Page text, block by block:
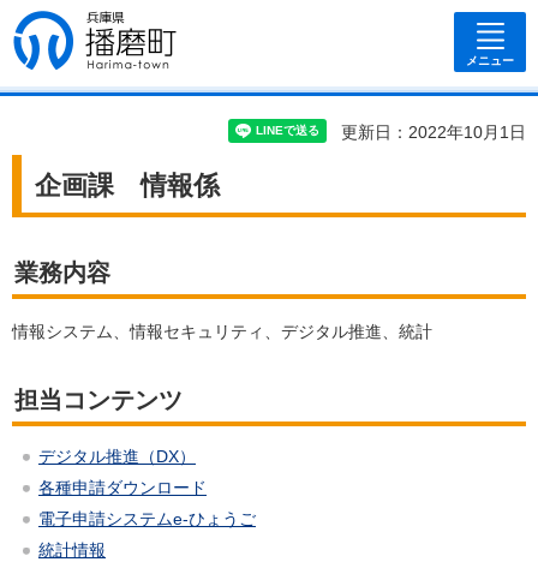
兵庫県 播磨
町
メニュー
更新日：2022年10月1日
企画課 情報係
業務内容
情報システム、情報セキュリティ、デジタル推進、統計
担当コンテンツ
デジタル推進（DX）
各種申請ダウンロード
電子申請システムe-ひょうご
統計情報